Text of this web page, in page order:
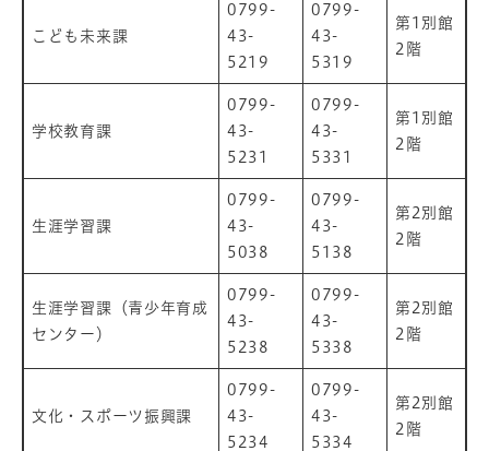
こども未来課
0799-
43-
5219
0799-
43-
5319
第1別館
2階
学校教育課
0799-
43-
5231
0799-
43-
5331
第1別館
2階
生涯学習課
0799-
43-
5038
0799-
43-
5138
第2別館
2階
生涯学習課（青少年育成
センター）
0799-
43-
5238
0799-
43-
5338
第2別館
2階
文化・スポーツ振興課
0799-
43-
5234
0799-
43-
5334
第2別館
2階